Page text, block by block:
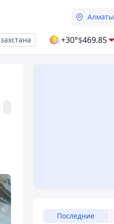
Алматы
+30°$469.85
Последние